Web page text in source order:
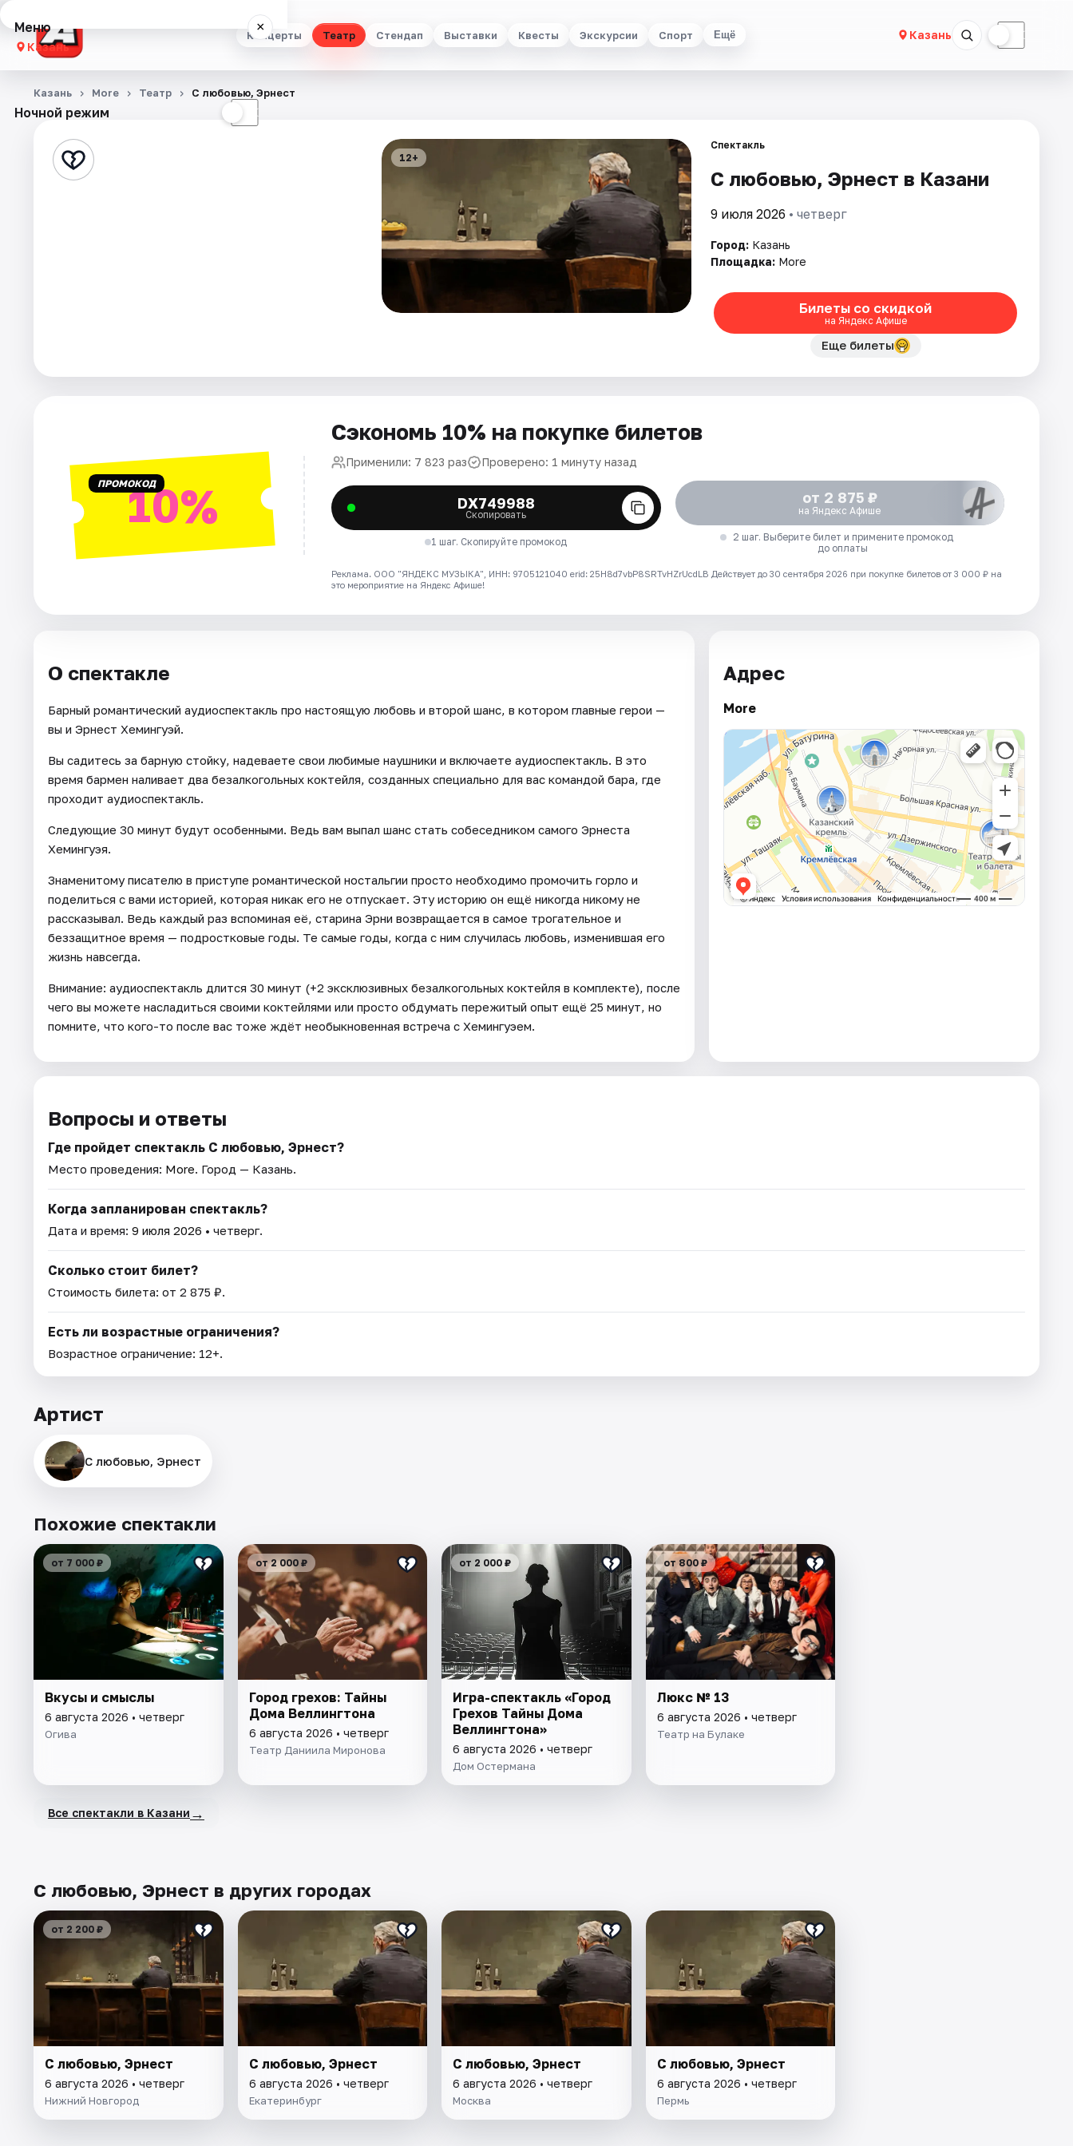
Концерты Театр Стендап Выставки Квесты Экскурсии Спорт Ещё Казань ☾
Меню ×
Казань
Концерты
Стендап
Артисты
Ночной режим ☾
Казань More Театр С любовью, Эрнест
12+
Спектакль
С любовью, Эрнест в Казани
9 июля 2026 • четверг
Город: Казань
Площадка: More
Билеты со скидкой
на Яндекс Афише
Еще билеты
ПРОМОКОД10%
Сэкономь 10% на покупке билетов
Применили: 7 823 раз Проверено: 1 минуту назад
DX749988
Скопировать
1 шаг. Скопируйте промокод
от 2 875 ₽
на Яндекс Афише
2 шаг. Выберите билет и примените промокод
до оплаты
Реклама. ООО "ЯНДЕКС МУЗЫКА", ИНН: 9705121040 erid: 25H8d7vbP8SRTvHZrUcdLB Действует до 30 сентября 2026 при покупке билетов от 3 000 ₽ на
это мероприятие на Яндекс Афише!
О спектакле
Барный романтический аудиоспектакль про настоящую любовь и второй шанс, в котором главные герои —
вы и Эрнест Хемингуэй.
Вы садитесь за барную стойку, надеваете свои любимые наушники и включаете аудиоспектакль. В это
время бармен наливает два безалкогольных коктейля, созданных специально для вас командой бара, где
проходит аудиоспектакль.
Следующие 30 минут будут особенными. Ведь вам выпал шанс стать собеседником самого Эрнеста
Хемингуэя.
Знаменитому писателю в приступе романтической ностальгии просто необходимо промочить горло и
поделиться с вами историей, которая никак его не отпускает. Эту историю он ещё никогда никому не
рассказывал. Ведь каждый раз вспоминая её, старина Эрни возвращается в самое трогательное и
беззащитное время — подростковые годы. Те самые годы, когда с ним случилась любовь, изменившая его
жизнь навсегда.
Внимание: аудиоспектакль длится 30 минут (+2 эксклюзивных безалкогольных коктейля в комплекте), после
чего вы можете насладиться своими коктейлями или просто обдумать пережитый опыт ещё 25 минут, но
помните, что кого-то после вас тоже ждёт необыкновенная встреча с Хемингуэем.
Адрес
More
Вопросы и ответы
Где пройдет спектакль С любовью, Эрнест?
Место проведения: More. Город — Казань.
Когда запланирован спектакль?
Дата и время: 9 июля 2026 • четверг.
Сколько стоит билет?
Стоимость билета: от 2 875 ₽.
Есть ли возрастные ограничения?
Возрастное ограничение: 12+.
Артист
С любовью, Эрнест
Похожие спектакли
от 7 000 ₽
Вкусы и смыслы
6 августа 2026 • четверг
Огива
от 2 000 ₽
Город грехов: Тайны
Дома Веллингтона
6 августа 2026 • четверг
Театр Даниила Миронова
от 2 000 ₽
Игра-спектакль «Город
Грехов Тайны Дома
Веллингтона»
6 августа 2026 • четверг
Дом Остермана
от 800 ₽
Люкс № 13
6 августа 2026 • четверг
Театр на Булаке
Все спектакли в Казани →
С любовью, Эрнест в других городах
от 2 200 ₽
С любовью, Эрнест
6 августа 2026 • четверг
Нижний Новгород
С любовью, Эрнест
6 августа 2026 • четверг
Екатеринбург
С любовью, Эрнест
6 августа 2026 • четверг
Москва
С любовью, Эрнест
6 августа 2026 • четверг
Пермь